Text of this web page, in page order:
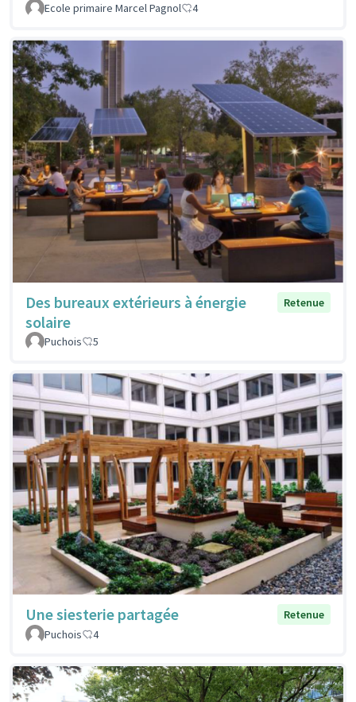
Ecole primaire Marcel Pagnol 4
Des bureaux extérieurs à énergie
solaire
Retenue
Puchois 5
Une siesterie partagée
Retenue
Puchois
4